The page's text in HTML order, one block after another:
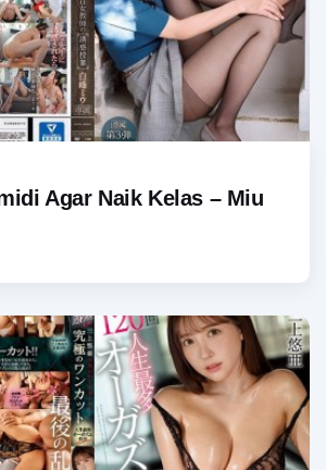
Agar Naik Kelas – Miu